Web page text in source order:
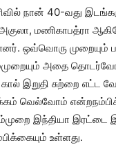
நான் 40-வது
மணிகாபத்ரா
ஒவ்வொரு முறையும்
அதை
இறுதி சுற்றை எட்ட
வெல்வோம்
இந்தியா இரட்டை
உள்ளது.